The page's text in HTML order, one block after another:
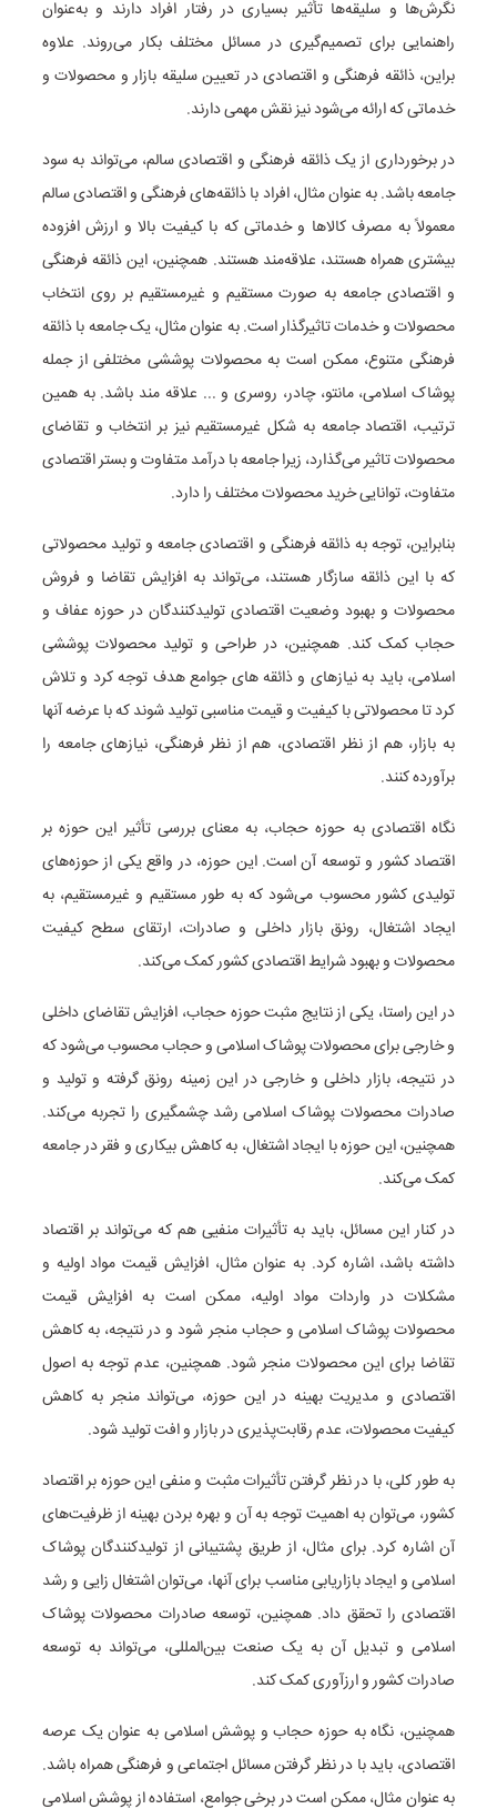
نگرش‌ها و سلیقه‌ها تأثیر بسیاری در رفتار افراد دارند و به‌عنوان
راهنمایی برای تصمیم‌گیری در مسائل مختلف بکار می‌روند. علاوه
براین، ذائقه فرهنگی و اقتصادی در تعیین سلیقه بازار و محصولات و
خدماتی که ارائه می‌شود نیز نقش مهمی دارند.
در برخورداری از یک ذائقه فرهنگی و اقتصادی سالم، می‌تواند به سود
جامعه باشد. به عنوان مثال، افراد با ذائقه‌های فرهنگی و اقتصادی سالم
معمولاً به مصرف کالاها و خدماتی که با کیفیت بالا و ارزش افزوده
بیشتری همراه هستند، علاقه‌مند هستند. همچنین، این ذائقه فرهنگی
و اقتصادی جامعه به صورت مستقیم و غیرمستقیم بر روی انتخاب
محصولات و خدمات تاثیرگذار است. به عنوان مثال، یک جامعه با ذائقه
فرهنگی متنوع، ممکن است به محصولات پوششی مختلفی از جمله
پوشاک اسلامی، مانتو، چادر، روسری و ... علاقه مند باشد. به همین
ترتیب، اقتصاد جامعه به شکل غیرمستقیم نیز بر انتخاب و تقاضای
محصولات تاثیر می‌گذارد، زیرا جامعه با درآمد متفاوت و بستر اقتصادی
متفاوت، توانایی خرید محصولات مختلف را دارد.
بنابراین، توجه به ذائقه فرهنگی و اقتصادی جامعه و تولید محصولاتی
که با این ذائقه سازگار هستند، می‌تواند به افزایش تقاضا و فروش
محصولات و بهبود وضعیت اقتصادی تولیدکنندگان در حوزه عفاف و
حجاب کمک کند. همچنین، در طراحی و تولید محصولات پوششی
اسلامی، باید به نیازهای و ذائقه های جوامع هدف توجه کرد و تلاش
کرد تا محصولاتی با کیفیت و قیمت مناسبی تولید شوند که با عرضه آنها
به بازار، هم از نظر اقتصادی، هم از نظر فرهنگی، نیازهای جامعه را
برآورده کنند.
نگاه اقتصادی به حوزه حجاب، به معنای بررسی تأثیر این حوزه بر
اقتصاد کشور و توسعه آن است. این حوزه، در واقع یکی از حوزه‌های
تولیدی کشور محسوب می‌شود که به طور مستقیم و غیرمستقیم، به
ایجاد اشتغال، رونق بازار داخلی و صادرات، ارتقای سطح کیفیت
محصولات و بهبود شرایط اقتصادی کشور کمک می‌کند.
در این راستا، یکی از نتایج مثبت حوزه حجاب، افزایش تقاضای داخلی
و خارجی برای محصولات پوشاک اسلامی و حجاب محسوب می‌شود که
در نتیجه، بازار داخلی و خارجی در این زمینه رونق گرفته و تولید و
صادرات محصولات پوشاک اسلامی رشد چشمگیری را تجربه می‌کند.
همچنین، این حوزه با ایجاد اشتغال، به کاهش بیکاری و فقر در جامعه
کمک می‌کند.
در کنار این مسائل، باید به تأثیرات منفیی هم که می‌تواند بر اقتصاد
داشته باشد، اشاره کرد. به عنوان مثال، افزایش قیمت مواد اولیه و
مشکلات در واردات مواد اولیه، ممکن است به افزایش قیمت
محصولات پوشاک اسلامی و حجاب منجر شود و در نتیجه، به کاهش
تقاضا برای این محصولات منجر شود. همچنین، عدم توجه به اصول
اقتصادی و مدیریت بهینه در این حوزه، می‌تواند منجر به کاهش
کیفیت محصولات، عدم رقابت‌پذیری در بازار و افت تولید شود.
به طور کلی، با در نظر گرفتن تأثیرات مثبت و منفی این حوزه بر اقتصاد
کشور، می‌توان به اهمیت توجه به آن و بهره بردن بهینه از ظرفیت‌های
آن اشاره کرد. برای مثال، از طریق پشتیبانی از تولیدکنندگان پوشاک
اسلامی و ایجاد بازاریابی مناسب برای آنها، می‌توان اشتغال زایی و رشد
اقتصادی را تحقق داد. همچنین، توسعه صادرات محصولات پوشاک
اسلامی و تبدیل آن به یک صنعت بین‌المللی، می‌تواند به توسعه
صادرات کشور و ارزآوری کمک کند.
همچنین، نگاه به حوزه حجاب و پوشش اسلامی به عنوان یک عرصه
اقتصادی، باید با در نظر گرفتن مسائل اجتماعی و فرهنگی همراه باشد.
به عنوان مثال، ممکن است در برخی جوامع، استفاده از پوشش اسلامی